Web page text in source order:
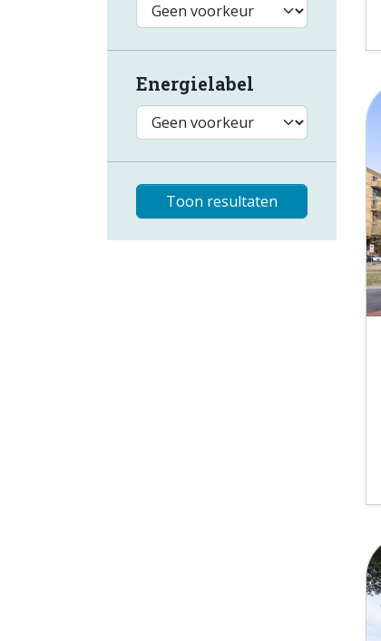
Energielabel
Toon resultaten